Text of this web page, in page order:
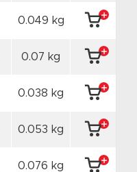
0.049 kg
0.07 kg
0.038 kg
0.053 kg
0.076 kg